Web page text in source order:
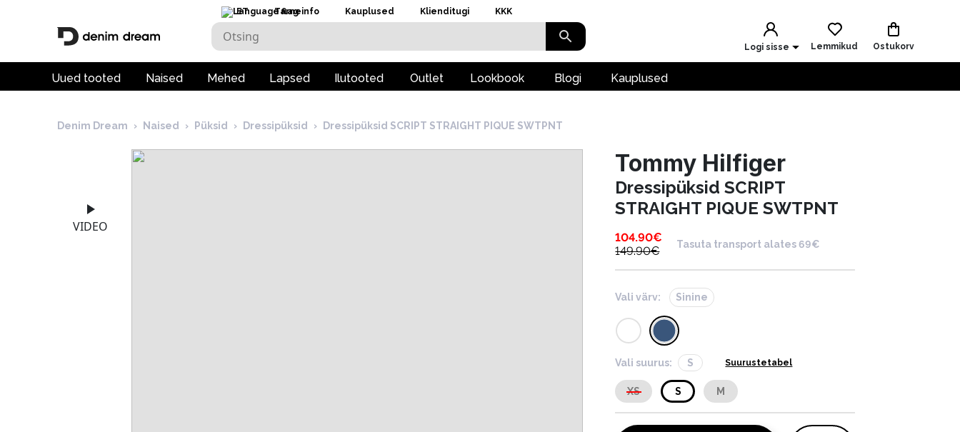
ET Tarneinfo Kauplused Klienditugi KKK
Logi sisse Lemmikud Ostukorv
Uued tooted Naised Mehed Lapsed Ilutooted Outlet Lookbook Blogi Kauplused
Denim Dream › Naised › Püksid › Dressipüksid › Dressipüksid SCRIPT STRAIGHT PIQUE SWTPNT
VIDEO
Tommy Hilfiger
Dressipüksid SCRIPT
STRAIGHT PIQUE SWTPNT
104.90€
149.90€
Tasuta transport alates 69€
Vali värv: Sinine
Vali suurus: S Suurustetabel
XS S M